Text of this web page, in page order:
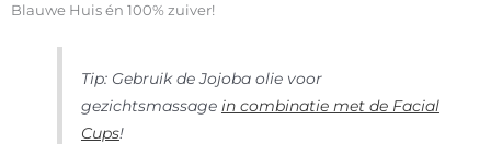
Blauwe Huis én 100% zuiver!
Tip: Gebruik de Jojoba olie voor
gezichtsmassage in combinatie met de Facial
Cups!